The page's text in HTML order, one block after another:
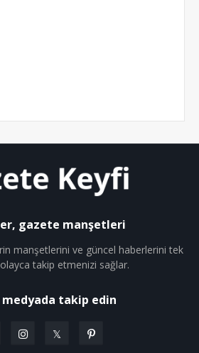
gazete manşetleri
manşetlerini ve güncel haberlerini tek
takip etmenizi sağlar.
medyada takip edin